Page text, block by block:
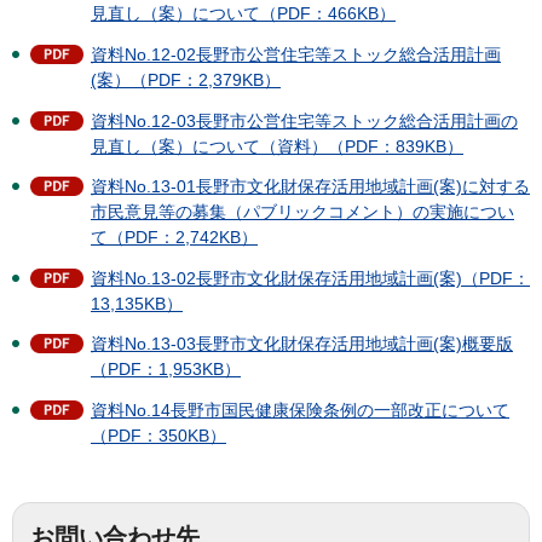
見直し（案）について（PDF：466KB）
資料No.12-02長野市公営住宅等ストック総合活用計画
(案）（PDF：2,379KB）
資料No.12-03長野市公営住宅等ストック総合活用計画の
見直し（案）について（資料）（PDF：839KB）
資料No.13-01長野市文化財保存活用地域計画(案)に対する
市民意見等の募集（パブリックコメント）の実施につい
て（PDF：2,742KB）
資料No.13-02長野市文化財保存活用地域計画(案)（PDF：
13,135KB）
資料No.13-03長野市文化財保存活用地域計画(案)概要版
（PDF：1,953KB）
資料No.14長野市国民健康保険条例の一部改正について
（PDF：350KB）